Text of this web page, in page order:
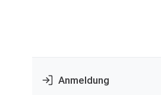
Anmeldung